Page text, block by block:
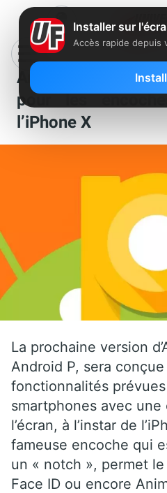
Android P : une
pour les
l’iPhone X
La prochaine version
Android P, sera
fonctionnalités
smartphones avec
l’écran, à l’instar de
fameuse encoche qui
un « notch », permet
Face ID ou encore
Installer sur
Accès rapide depuis